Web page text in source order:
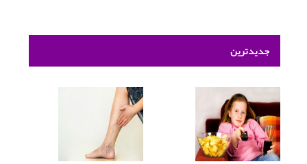
جدیدترین